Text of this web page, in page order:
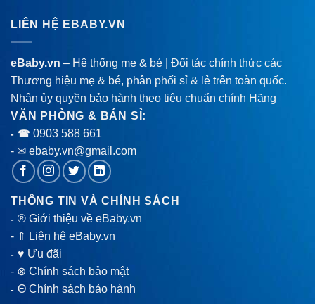
LIÊN HỆ EBABY.VN
eBaby.vn – Hệ thống mẹ & bé | Đối tác chính thức các
Thương hiệu mẹ & bé, phân phối sỉ & lẻ trên toàn quốc.
Nhận ủy quyền bảo hành theo tiêu chuẩn chính Hãng
VĂN PHÒNG & BÁN SỈ:
- ☎ 0903 588 661
- ✉ ebaby.vn@gmail.com
THÔNG TIN VÀ CHÍNH SÁCH
-® Giới thiệu về eBaby.vn
- ⇑ Liên hệ eBaby.vn
-♥ Ưu đãi
- ⊗ Chính sách bảo mật
-Θ Chính sách bảo hành